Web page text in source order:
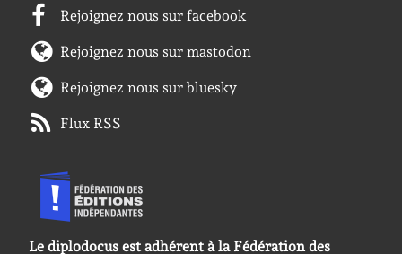
Rejoignez nous sur facebook
Rejoignez nous sur mastodon
Rejoignez nous sur bluesky
Flux RSS
Le diplodocus est adhérent à la Fédération des